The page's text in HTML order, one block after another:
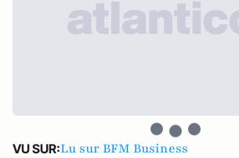
VU SUR:Lu sur BFM Business